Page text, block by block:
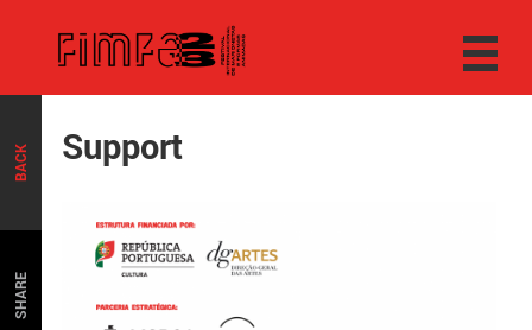
BACK
SHARE
Support